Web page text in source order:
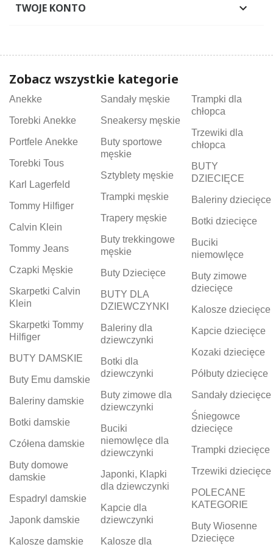
TWOJE KONTO 
Zobacz wszystkie kategorie
Anekke
Torebki Anekke
Portfele Anekke
Torebki Tous
Karl Lagerfeld
Tommy Hilfiger
Calvin Klein
Tommy Jeans
Czapki Męskie
Skarpetki Calvin
Klein
Skarpetki Tommy
Hilfiger
BUTY DAMSKIE
Buty Emu damskie
Baleriny damskie
Botki damskie
Czółena damskie
Buty domowe
damskie
Espadryl damskie
Japonk damskie
Kalosze damskie
Sandały męskie
Sneakersy męskie
Buty sportowe
męskie
Sztyblety męskie
Trampki męskie
Trapery męskie
Buty trekkingowe
męskie
Buty Dziecięce
BUTY DLA
DZIEWCZYNKI
Baleriny dla
dziewczynki
Botki dla
dziewczynki
Buty zimowe dla
dziewczynki
Buciki
niemowlęce dla
dziewczynki
Japonki, Klapki
dla dziewczynki
Kapcie dla
dziewczynki
Kalosze dla
Trampki dla
chłopca
Trzewiki dla
chłopca
BUTY
DZIECIĘCE
Baleriny dziecięce
Botki dziecięce
Buciki
niemowlęce
Buty zimowe
dziecięce
Kalosze dziecięce
Kapcie dziecięce
Kozaki dziecięce
Półbuty dziecięce
Sandały dziecięce
Śniegowce
dziecięce
Trampki dziecięce
Trzewiki dziecięce
POLECANE
KATEGORIE
Buty Wiosenne
Dziecięce